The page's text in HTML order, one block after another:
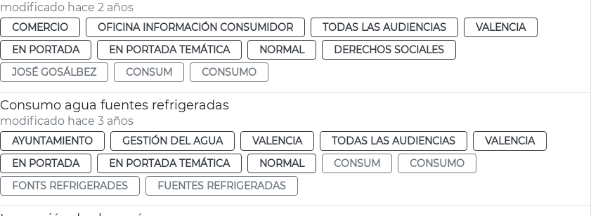
modificado hace 2 años
COMERCIO OFICINA INFORMACIÓN CONSUMIDOR TODAS LAS AUDIENCIAS
VALENCIA
EN PORTADA
EN PORTADA TEMÁTICA NORMAL
DERECHOS SOCIALES
JOSÉ GOSÁLBEZ
CONSUM CONSUMO
Consumo agua fuentes refrigeradas
modificado hace 3 años
AYUNTAMIENTO GESTIÓN DEL AGUA VALENCIA TODAS LAS AUDIENCIAS
VALENCIA
EN PORTADA
EN PORTADA TEMÁTICA NORMAL CONSUM
CONSUMO
FONTS REFRIGERADES
FUENTES REFRIGERADAS